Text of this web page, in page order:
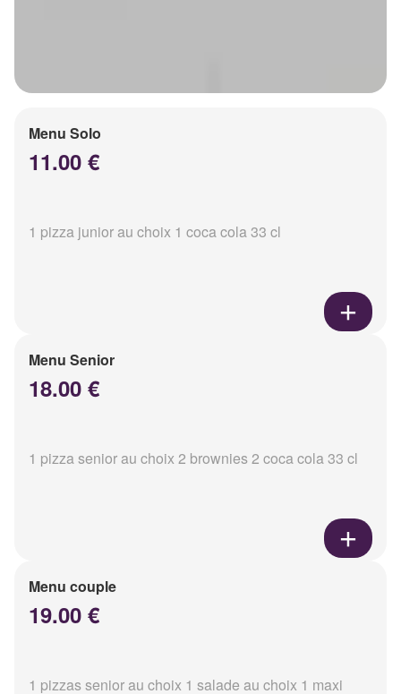
Menu Solo
11.00 €
1 pizza junior au choix 1 coca cola 33 cl
Menu Senior
18.00 €
1 pizza senior au choix 2 brownies 2 coca cola 33 cl
Menu couple
19.00 €
1 pizzas senior au choix 1 salade au choix 1 maxi